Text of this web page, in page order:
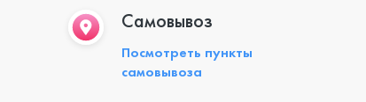
Самовывоз
Посмотреть пункты
самовывоза